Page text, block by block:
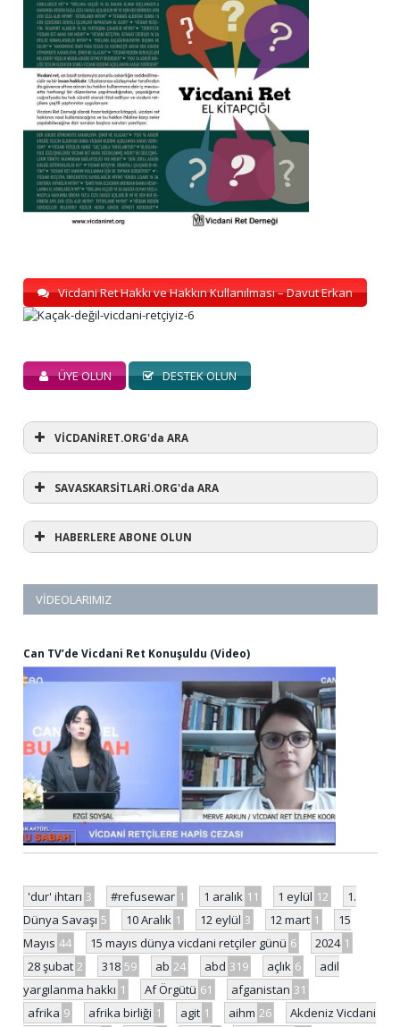
Vicdani Ret Hakkı ve Hakkın Kullanılması – Davut Erkan
ÜYE OLUN DESTEK OLUN
VİCDANİRET.ORG'da ARA
SAVASKARSİTLARİ.ORG'da ARA
HABERLERE ABONE OLUN
VIDEOLARIMIZ
Can TV’de Vicdani Ret Konuşuldu (Video)
'dur' ihtarı 3 #refusewar 1 1 aralık 11 1 eylül 12
1.
Dünya Savaşı 5 10 Aralık 1 12 eylül 3 12 mart 1
15
Mayıs 44 15 mayıs dünya vicdani retçiler günü 6 2024 1
28 şubat 2 318 59 ab 24 abd 319 açlık 6
adil
yargılanma hakkı 1 Af Örgütü 61 afganistan 31
afrika 9 afrika birliği 1 agit 1 aihm 26 Akdeniz Vicdani